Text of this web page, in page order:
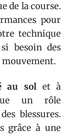
de la course.
pour
technique
besoin des
mouvement.
au solet à
un rôle
blessures.
grâce à une